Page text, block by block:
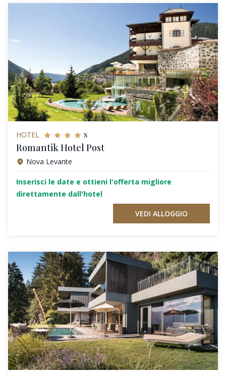
HOTEL s
Romantik Hotel Post
Nova Levante
Inserisci le date e ottieni l'offerta migliore
direttamente dall'hotel
VEDI ALLOGGIO